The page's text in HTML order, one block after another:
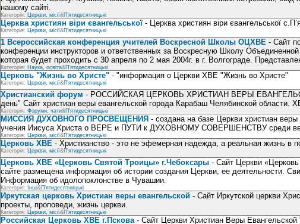
нашому сайті.
Категорія: Церкви, місії&П’ятидесятницькі
Церква християн віри євангельської - Церква християн віри євангельської
Категорія: Церкви, місії&П’ятидесятницькі
1 Всероссийская конференция учителей Воскресной Школы ОЦХВЕ - Сайт
конференции инструкторов и ответственных за Воскресную Школу
которая будет проходить с 30 апреля по 2 мая 2004г. в г. Волгограде.
Категорія: Наука, освіта&П’ятидесятницькі
Церковь "Жизнь во Христе" - "информация о Церкви ХВЕ "Жизнь во Христе"
Категорія: Церкви, місії&П’ятидесятницькі
Христианский форум - РОССИЙСКАЯ ЦЕРКОВЬ ХРИСТИАН ВЕРЫ
день" Сайт христиан веры евангельской города Карабаш Челябинской области.
Категорія: Форуми, чати&П’ятидесятницькі
МИССИЯ ДУХОВНОГО ПРОСВЕЩЕНИЯ - создана на базе Церкви христиан
учения Иисуса Христа о ВЕРЕ и ПУТИ к ДУХОВНОМУ СОВЕРШЕНСТВУ среди
Категорія: Церкви, місії&П’ятидесятницькі
Церковь ХВЕ - Христианство - это не эфемерная надежда, а реальная жизнь в
Категорія: Церкви, місії&П’ятидесятницькі
Церковь ХВЕ «Церковь Святой Троицы» г.Чебоксары - Сайт Церкви
сайте размещена информация об истории создания Церкви, ее деятельности.
Информация об идолопоклонстве в Чувашии.
Категорія: Інші&П’ятидесятницькі
Иркутская церковь Христиан веры евангельской - Сайт Иркутской церкви
проекты, проповеди, жизнь церкви.
Категорія: Церкви, місії&П’ятидесятницькі
Российская Церковь ХВЕ г.Пскова- Cайт Церкви Христиан Веры